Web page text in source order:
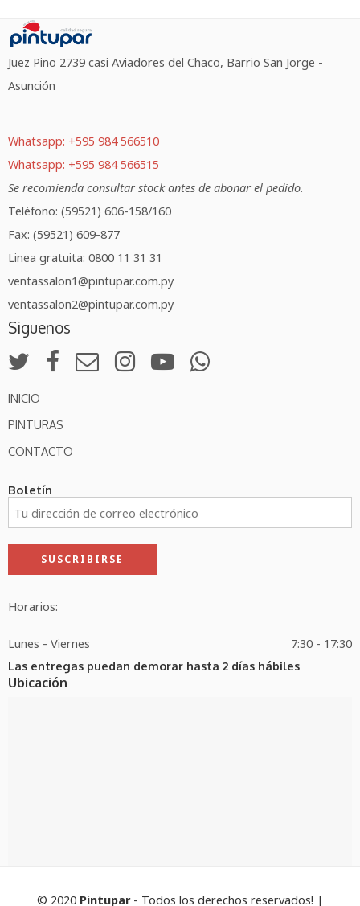
Juez Pino 2739 casi Aviadores del Chaco, Barrio San Jorge -
Asunción
Whatsapp: +595 984 566510
Whatsapp: +595 984 566515
Se recomienda consultar stock antes de abonar el pedido.
Teléfono: (59521) 606-158/160
Fax: (59521) 609-877
Linea gratuita: 0800 11 31 31
ventassalon1@pintupar.com.py
ventassalon2@pintupar.com.py
Siguenos
INICIO
PINTURAS
CONTACTO
Boletín
Horarios:
Lunes - Viernes 7:30 - 17:30
Las entregas puedan demorar hasta 2 días hábiles
Ubicación
© 2020 Pintupar- Todos los derechos reservados! |